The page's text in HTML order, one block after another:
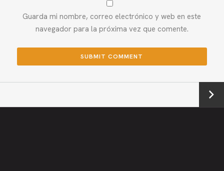
Guarda mi nombre, correo electrónico y web en este
navegador para la próxima vez que comente.
Next →